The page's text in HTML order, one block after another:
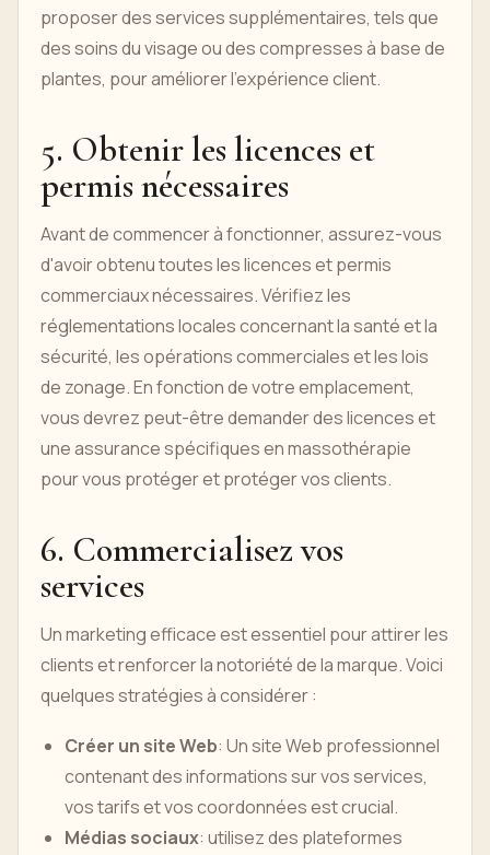
proposer des services supplémentaires, tels que
des soins du visage ou des compresses à base de
plantes, pour améliorer l'expérience client.
5. Obtenir les licences et
permis nécessaires
Avant de commencer à fonctionner, assurez-vous
d'avoir obtenu toutes les licences et permis
commerciaux nécessaires. Vérifiez les
réglementations locales concernant la santé et la
sécurité, les opérations commerciales et les lois
de zonage. En fonction de votre emplacement,
vous devrez peut-être demander des licences et
une assurance spécifiques en massothérapie
pour vous protéger et protéger vos clients.
6. Commercialisez vos
services
Un marketing efficace est essentiel pour attirer les
clients et renforcer la notoriété de la marque. Voici
quelques stratégies à considérer :
Créer un site Web: Un site Web professionnel
contenant des informations sur vos services,
vos tarifs et vos coordonnées est crucial.
Médias sociaux: utilisez des plateformes